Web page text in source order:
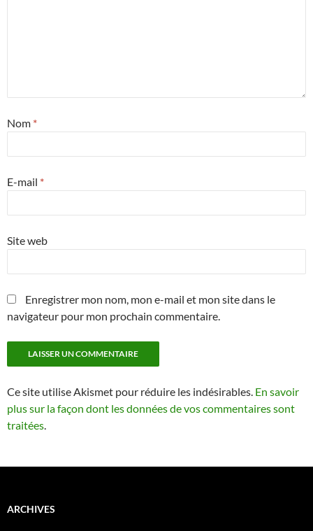
Nom *
E-mail *
Site web
Enregistrer mon nom, mon e-mail et mon site dans le
navigateur pour mon prochain commentaire.
Ce site utilise Akismet pour réduire les indésirables. En savoir
plus sur la façon dont les données de vos commentaires sont
traitées.
ARCHIVES